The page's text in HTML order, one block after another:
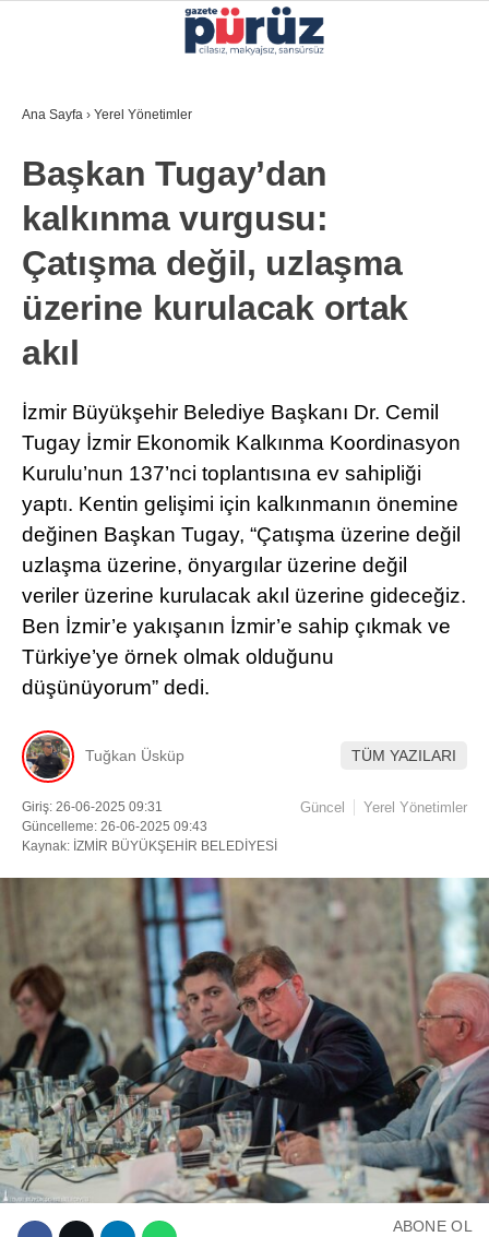
WhatsApp İhbar Hattı
Facebook
Instagram
TikTok
YEREL YÖNETIMLER
GÜNCEL
EKONOMI
POLITIKA
SAĞLIK
SPOR
DIĞER
Ana Sayfa › Yerel Yönetimler
Başkan Tugay’dan
kalkınma vurgusu:
Çatışma değil, uzlaşma
üzerine kurulacak ortak
akıl
İzmir Büyükşehir Belediye Başkanı Dr. Cemil
Tugay İzmir Ekonomik Kalkınma Koordinasyon
Kurulu’nun 137’nci toplantısına ev sahipliği
yaptı. Kentin gelişimi için kalkınmanın önemine
değinen Başkan Tugay, “Çatışma üzerine değil
uzlaşma üzerine, önyargılar üzerine değil
veriler üzerine kurulacak akıl üzerine gideceğiz.
Ben İzmir’e yakışanın İzmir’e sahip çıkmak ve
Türkiye’ye örnek olmak olduğunu
düşünüyorum” dedi.
Tuğkan Üsküp TÜM YAZILARI
Giriş: 26-06-2025 09:31
Güncelleme: 26-06-2025 09:43
Kaynak: İZMİR BÜYÜKŞEHİR BELEDİYESİ
Güncel Yerel Yönetimler
ABONE OL